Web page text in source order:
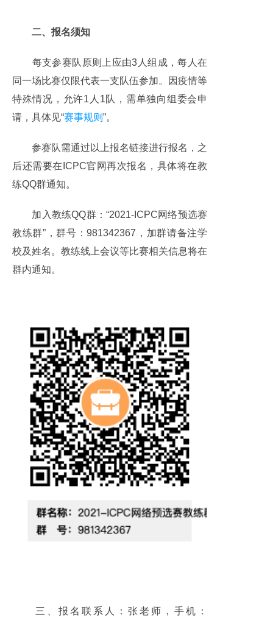
二、报名须知
每支参赛队原则上应由3人组成，每人在
同一场比赛仅限代表一支队伍参加。因疫情等
特殊情况，允许1人1队，需单独向组委会申
请，具体见“赛事规则 ”。
参赛队需通过以上报名链接进行报名，之
后还需要在ICPC官网再次报名，具体将在教
练QQ群通知。
加入教练QQ群：“2021-ICPC网络预选赛
教练群”，群号：981342367，加群请备注学
校及姓名。教练线上会议等比赛相关信息将在
群内通知。
三、报名联系人：张老师，手机：